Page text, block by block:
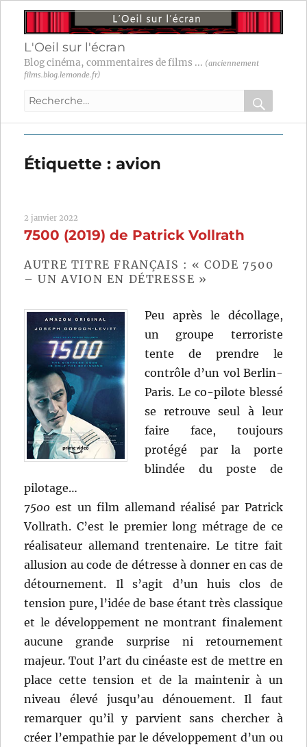
L'Oeil sur l'écran
Blog cinéma, commentaires de films ... (anciennement
films.blog.lemonde.fr)
Recherche
:
OK
Étiquette :avion
2 janvier 2022
7500 (2019) de Patrick Vollrath
AUTRE TITRE FRANÇAIS : « CODE 7500
– UN AVION EN DÉTRESSE »
Peu après le décollage,
un groupe terroriste
tente de prendre le
contrôle d’un vol Berlin-
Paris. Le co-pilote blessé
se retrouve seul à leur
faire face, toujours
protégé par la porte
blindée du poste de
pilotage…
7500 est un film allemand réalisé par Patrick
Vollrath. C’est le premier long métrage de ce
réalisateur allemand trentenaire. Le titre fait
allusion au code de détresse à donner en cas de
détournement. Il s’agit d’un huis clos de
tension pure, l’idée de base étant très classique
et le développement ne montrant finalement
aucune grande surprise ni retournement
majeur. Tout l’art du cinéaste est de mettre en
place cette tension et de la maintenir à un
niveau élevé jusqu’au dénouement. Il faut
remarquer qu’il y parvient sans chercher à
créer l’empathie par le développement d’un ou